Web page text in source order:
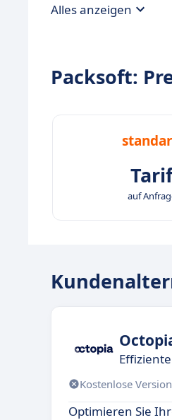
Alles anzeigen
Packsoft:
Tarif
auf
Kostenlose Version
Optimieren Sie